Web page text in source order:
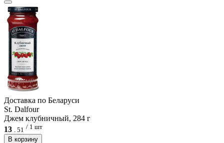
Доcтавка по Беларуси
St. Dalfour
Джем клубничный, 284 г
13 . 51 / 1 шт
В корзину